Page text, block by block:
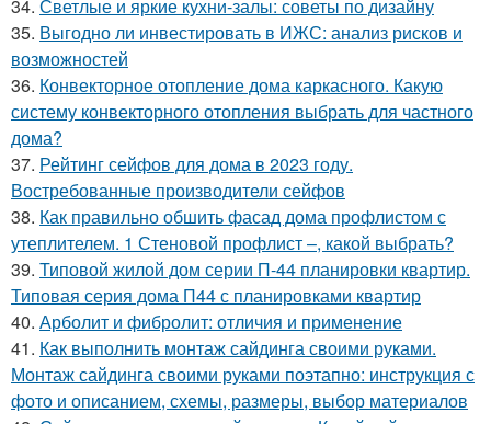
34. Светлые и яркие кухни-залы: советы по дизайну
35. Выгодно ли инвестировать в ИЖС: анализ рисков и
возможностей
36. Конвекторное отопление дома каркасного. Какую
систему конвекторного отопления выбрать для частного
дома?
37. Рейтинг сейфов для дома в 2023 году.
Востребованные производители сейфов
38. Как правильно обшить фасад дома профлистом с
утеплителем. 1 Стеновой профлист –, какой выбрать?
39. Типовой жилой дом серии П-44 планировки квартир.
Типовая серия дома П44 с планировками квартир
40. Арболит и фибролит: отличия и применение
41. Как выполнить монтаж сайдинга своими руками.
Монтаж сайдинга своими руками поэтапно: инструкция с
фото и описанием, схемы, размеры, выбор материалов